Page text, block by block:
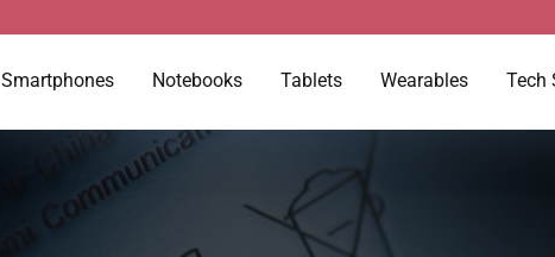
Smartphones Notebooks Tablets Wearables Tech